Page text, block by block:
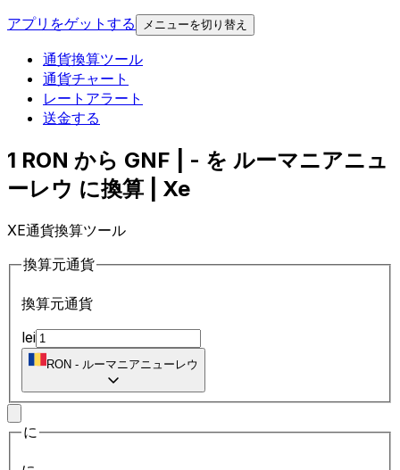
アプリをゲットする
メニューを切り替え
通貨換算ツール
通貨チャート
レートアラート
送金する
1 RON から GNF | - を ルーマニアニュ
ーレウ に換算 | Xe
XE通貨換算ツール
換算元通貨
換算元通貨
lei
RON - ルーマニアニューレウ
に